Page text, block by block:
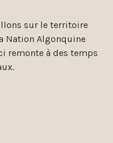
sur le territoire
Nation Algonquine
remonte à des temps